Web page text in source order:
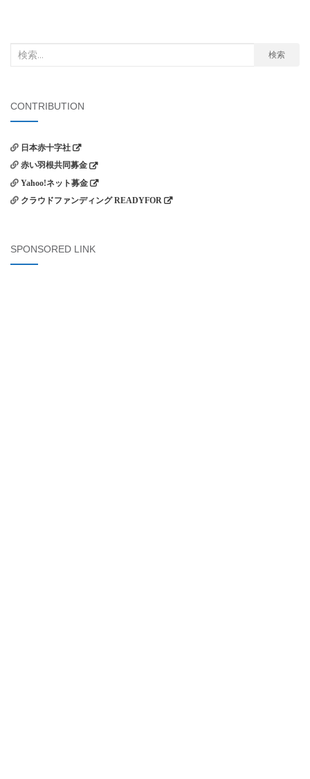
象:
検索
CONTRIBUTION
日本赤十字社
赤い羽根共同募金
Yahoo!ネット募金
クラウドファンディング READYFOR
SPONSORED LINK